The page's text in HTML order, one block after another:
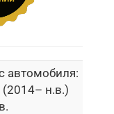
автомобиля:
(2014– н.в.)